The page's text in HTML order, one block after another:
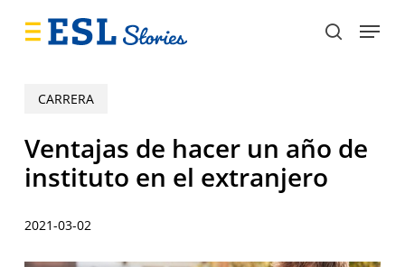
search
Menu
CARRERA
Ventajas de hacer un año de
instituto en el extranjero
2021-03-02